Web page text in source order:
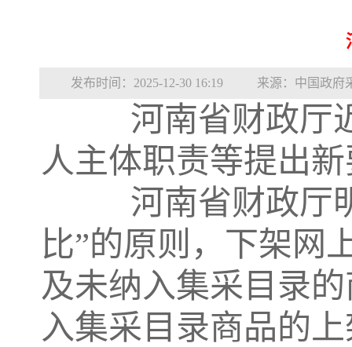
发布时间：2025-12-30 16:19 来源：中国政府
河南省财政厅近
人主体职责等提出
河南省财政厅明
比”的原则，下架网
及未纳入集采目录
入集采目录商品的